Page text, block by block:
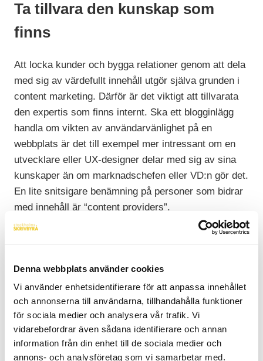
Denna webbplats använder cookies
Vi använder enhetsidentifierare för att anpassa innehållet
och annonserna till användarna, tillhandahålla funktioner
för sociala medier och analysera vår trafik. Vi
vidarebefordrar även sådana identifierare och annan
information från din enhet till de sociala medier och
annons- och analysföretag som vi samarbetar med.
Ta tillvara den kunskap som
finns
Att locka kunder och bygga relationer genom att dela
med sig av värdefullt innehåll utgör själva grunden i
content marketing. Därför är det viktigt att tillvarata
den expertis som finns internt. Ska ett blogginlägg
handla om vikten av användarvänlighet på en
webbplats är det till exempel mer intressant om en
utvecklare eller UX-designer delar med sig av sina
kunskaper än om marknadschefen eller VD:n gör det.
En lite snitsigare benämning på personer som bidrar
med innehåll är “content providers”.
ombord!
Det är viktigt att alla content providers är införstådda
med hur en blogg fungerar, vad målet och syftet är ,
hur målgruppen fungerar och vilka behov som
behöver tillgodoses. Här kan vi på skrivbyrån hjälpa
till på olika sätt: